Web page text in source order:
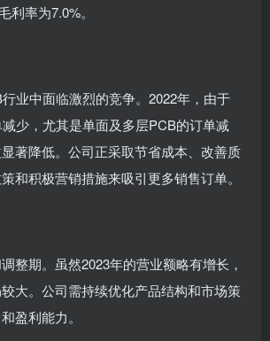
利率为7.0%。
业中面临激烈的竞争。2022年，由于
少，尤其是单面及多层PCB的订单减
著降低。公司正采取节省成本、改善质
和积极营销措施来吸引更多销售订单。
整期。虽然2023年的营业额略有增长，
大。公司需持续优化产品结构和市场策
盈利能力。